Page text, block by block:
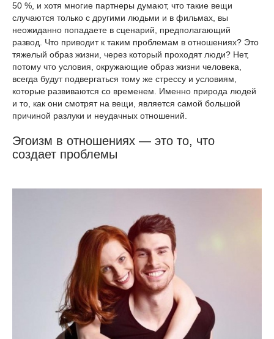
50 %, и хотя многие партнеры думают, что такие вещи
случаются только с другими людьми и в фильмах, вы
неожиданно попадаете в сценарий, предполагающий
развод. Что приводит к таким проблемам в отношениях? Это
тяжелый образ жизни, через который проходят люди? Нет,
потому что условия, окружающие образ жизни человека,
всегда будут подвергаться тому же стрессу и условиям,
которые развиваются со временем. Именно природа людей
и то, как они смотрят на вещи, является самой большой
причиной разлуки и неудачных отношений.
Эгоизм в отношениях — это то, что
создает проблемы